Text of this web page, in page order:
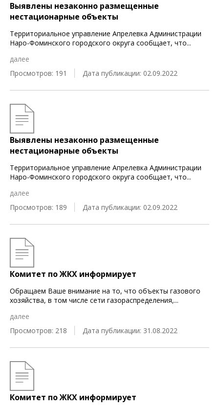
Выявлены незаконно размещенные
нестационарные объекты
Территориальное управление Апрелевка Администрации
Наро-Фоминского городского округа сообщает, что...
далее
Просмотров: 191
Дата публикации: 02.09.2022
Выявлены незаконно размещенные
нестационарные объекты
Территориальное управление Апрелевка Администрации
Наро-Фоминского городского округа сообщает, что...
далее
Просмотров: 189
Дата публикации: 02.09.2022
Комитет по ЖКХ информирует
Обращаем Ваше внимание на то, что объекты газового
хозяйства, в том числе сети газораспределения,...
далее
Просмотров: 218
Дата публикации: 31.08.2022
Комитет по ЖКХ информирует